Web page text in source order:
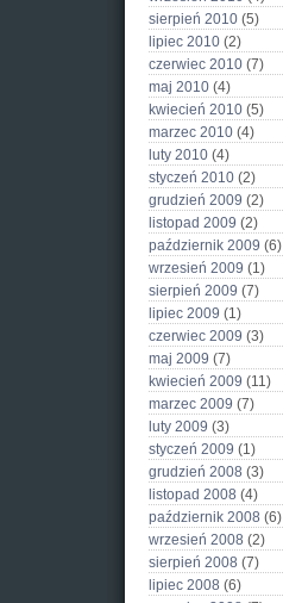
sierpień 2010 (5)
lipiec 2010 (2)
czerwiec 2010 (7)
maj 2010 (4)
kwiecień 2010 (5)
marzec 2010 (4)
luty 2010 (4)
styczeń 2010 (2)
grudzień 2009 (2)
listopad 2009 (2)
październik 2009 (6)
wrzesień 2009 (1)
sierpień 2009 (7)
lipiec 2009 (1)
czerwiec 2009 (3)
maj 2009 (7)
kwiecień 2009 (11)
marzec 2009 (7)
luty 2009 (3)
styczeń 2009 (1)
grudzień 2008 (3)
listopad 2008 (4)
październik 2008 (6)
wrzesień 2008 (2)
sierpień 2008 (7)
lipiec 2008 (6)